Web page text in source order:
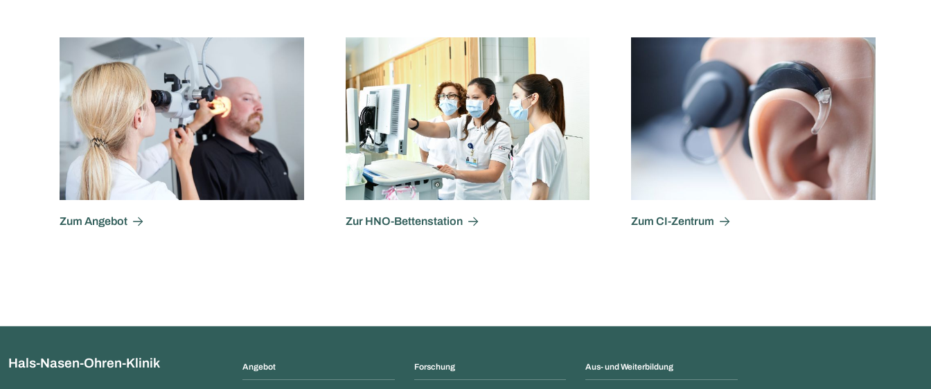
Zum Angebot Zur HNO-Bettenstation Zum CI-Zentrum
Hals-Nasen-Ohren-Klinik Angebot Forschung Aus- und Weiterbildung